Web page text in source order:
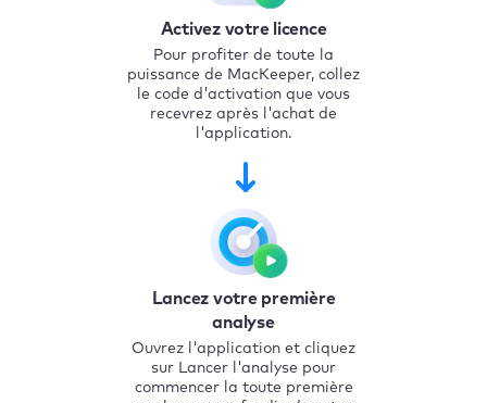
Activez votre licence
Pour profiter de toute la
puissance de MacKeeper, collez
le code d'activation que vous
recevrez après l'achat de
l'application.
Lancez votre première
analyse
Ouvrez l'application et cliquez
sur Lancer l'analyse pour
commencer la toute première